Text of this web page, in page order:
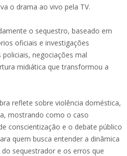
o drama ao vivo pela TV.
o sequestro, baseado em
oficiais e investigações
negociações mal
midiática que transformou a
reflete sobre violência doméstica,
mostrando como o caso
conscientização e o debate público
quem busca entender a dinâmica
sequestrador e os erros que